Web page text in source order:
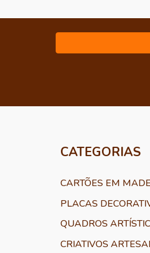
CATEGORIAS
CARTÕES EM
PLACAS
QUADROS
CRIATIVOS